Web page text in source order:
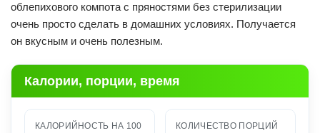
облепихового компота с пряностями без стерилизации
очень просто сделать в домашних условиях. Получается
он вкусным и очень полезным.
Калории, порции, время
КАЛОРИЙНОСТЬ НА 100
КОЛИЧЕСТВО ПОРЦИЙ